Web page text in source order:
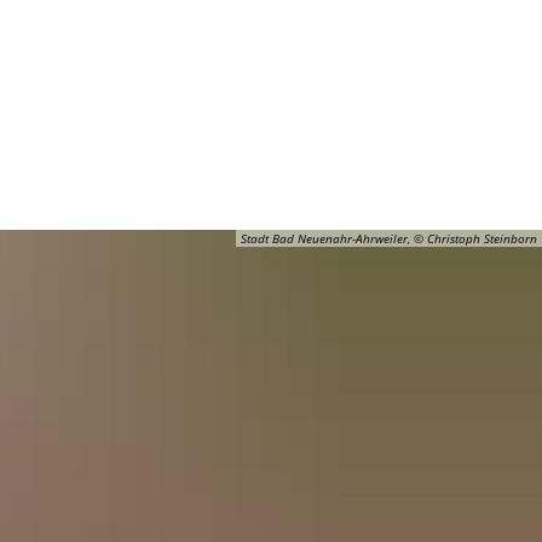
Stadt Bad Neuenahr-Ahrweiler, © Christoph Steinborn